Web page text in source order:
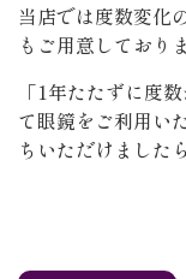
当店では度数変化
もご用意しており
「1年たたずに度
て眼鏡をご利用い
ちいただけました